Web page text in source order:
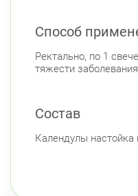
Способ
Ректально, по 1
тяжести
Состав
Календулы настойка